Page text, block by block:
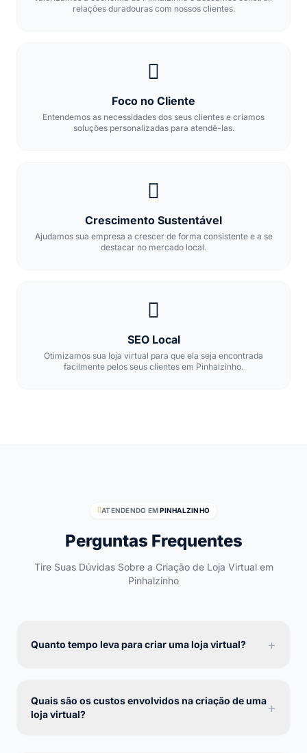
relações duradouras com nossos clientes.
Foco no Cliente
Entendemos as necessidades dos seus clientes e criamos
soluções personalizadas para atendê-las.
Crescimento Sustentável
Ajudamos sua empresa a crescer de forma consistente e a se
destacar no mercado local.
SEO Local
Otimizamos sua loja virtual para que ela seja encontrada
facilmente pelos seus clientes em Pinhalzinho.
ATENDENDO EMPINHALZINHO
Perguntas Frequentes
Tire Suas Dúvidas Sobre a Criação de Loja Virtual em
Pinhalzinho
Quanto tempo leva para criar uma loja virtual? +
Quais são os custos envolvidos na criação de uma
loja virtual?
+